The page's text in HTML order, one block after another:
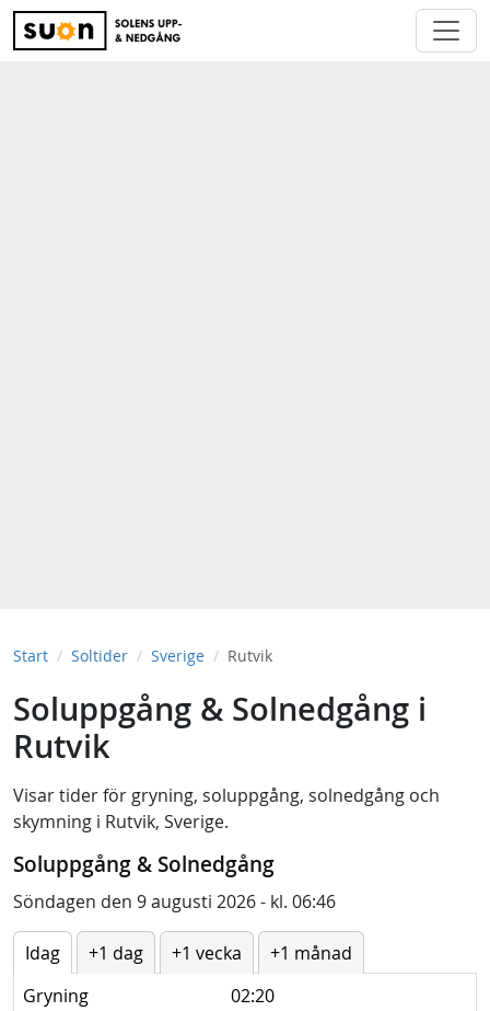
Start Soltider Sverige Rutvik
Soluppgång & Solnedgång i
Rutvik
Visar tider för gryning, soluppgång, solnedgång och
skymning i Rutvik, Sverige.
Soluppgång & Solnedgång
Söndagen den 9 augusti 2026 - kl. 06:46
Idag +1 dag +1 vecka
+1 månad
Gryning
02:20